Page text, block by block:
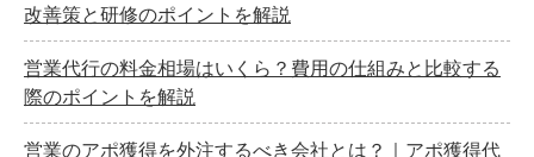
労務管理
税務経理
企業法務
経営の知恵
改善策と研修のポイントを解説
営業代行の料金相場はいくら？費用の仕組みと比較する
際のポイントを解説
営業のアポ獲得を外注するべき会社とは？｜アポ獲得代